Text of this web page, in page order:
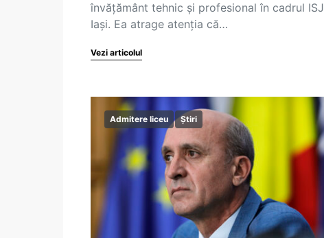
învățământ tehnic și profesional în cadrul ISJ
Iași. Ea atrage atenția că…
Vezi articolul
Admitere liceu Știri